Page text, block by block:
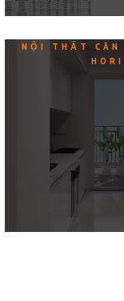
NỘI THẤT CĂN